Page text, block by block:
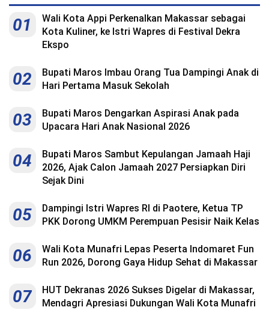
01
Wali Kota Appi Perkenalkan Makassar sebagai
Kota Kuliner, ke Istri Wapres di Festival Dekra
Ekspo
02
Bupati Maros Imbau Orang Tua Dampingi Anak di
Hari Pertama Masuk Sekolah
03
Bupati Maros Dengarkan Aspirasi Anak pada
Upacara Hari Anak Nasional 2026
04
Bupati Maros Sambut Kepulangan Jamaah Haji
2026, Ajak Calon Jamaah 2027 Persiapkan Diri
Sejak Dini
05
Dampingi Istri Wapres RI di Paotere, Ketua TP
PKK Dorong UMKM Perempuan Pesisir Naik Kelas
06
Wali Kota Munafri Lepas Peserta Indomaret Fun
Run 2026, Dorong Gaya Hidup Sehat di Makassar
07
HUT Dekranas 2026 Sukses Digelar di Makassar,
Mendagri Apresiasi Dukungan Wali Kota Munafri